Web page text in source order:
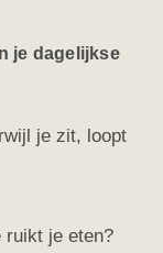
je dagelijkse
je zit, loopt
ruikt je eten?